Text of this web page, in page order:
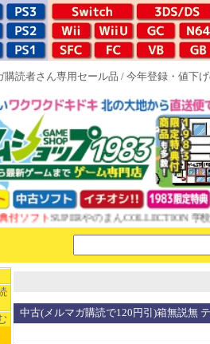
購読者さん専用セール品 / 今年登録・値下
トSUPERやのまんCOLLECTION 学校で
中古(メルマガ購読で120円引)箱無説無